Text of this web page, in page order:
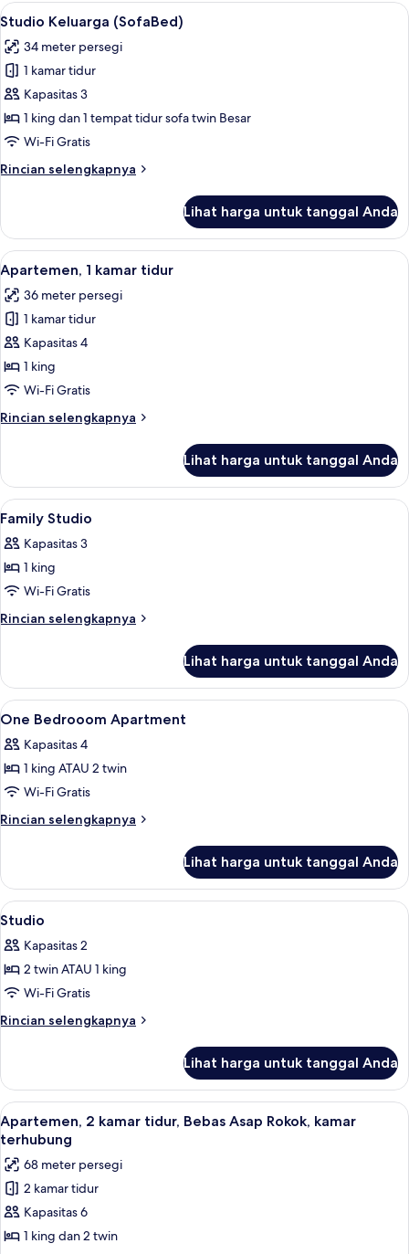
Lihat
semua
foto
untuk
Studio
Keluarga
(SofaBed)
Seprai antialergi, brankas, meja
39
Studio Keluarga (SofaBed)
34 meter persegi
1 kamar tidur
Kapasitas 3
1 king dan 1 tempat tidur sofa twin Besar
Wi-Fi Gratis
Rincian selengkapnya
Rincian
Studio
Keluarga
(SofaBed)
Lihat harga untuk tanggal Anda
Lihat
semua
foto
untuk
Apartemen,
1
kamar
Apartemen, 1 kamar tidur | Seprai
30
Apartemen, 1 kamar tidur
36 meter persegi
1 kamar tidur
Kapasitas 4
1 king
Wi-Fi Gratis
Rincian selengkapnya
Rincian
Apartemen,
kamar
Lihat harga untuk tanggal Anda
Lihat
semua
foto
untuk
Family
Studio
Seprai antialergi, brankas, meja
29
Family Studio
Kapasitas 3
1 king
Wi-Fi Gratis
Rincian selengkapnya
Rincian
Family
Studio
Lihat harga untuk tanggal Anda
Lihat
semua
foto
untuk
One
Bedrooom
Seprai antialergi, brankas, meja
6
One Bedrooom Apartment
Kapasitas 4
1 king ATAU 2 twin
Wi-Fi Gratis
Rincian selengkapnya
Rincian
One
Bedrooom
Apartment
Lihat harga untuk tanggal Anda
Lihat
semua
foto
untuk
Studio
Seprai antialergi, brankas, meja
26
Studio
Kapasitas 2
2 twin ATAU 1 king
Wi-Fi Gratis
Rincian selengkapnya
Rincian
Studio
Lihat harga untuk tanggal Anda
Lihat
semua
foto
untuk
Apartemen,
2
kamar
Apartemen, 2 kamar tidur, Bebas
10
Apartemen, 2 kamar tidur, Bebas Asap Rokok, kamar
terhubung
68 meter persegi
2 kamar tidur
Kapasitas 6
1 king dan 2 twin